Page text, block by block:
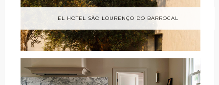
EL HOTEL SÃO LOURENÇO DO BARROCAL